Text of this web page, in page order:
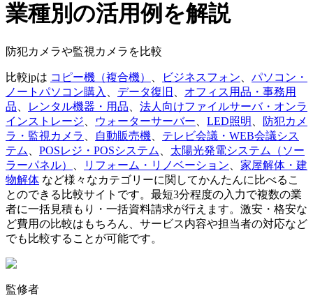
業種別の活用例を解説
防犯カメラや監視カメラを比較
比較jpは コピー機（複合機） ビジネスフォン
パソコン・
ノートパソコン購入
データ復旧
オフィス用品・事務用
品
レンタル機器・用品
法人向けファイルサーバ・オンラ
インストレージ
ウォーターサーバー LED照明
防犯カメ
ラ・監視カメラ
自動販売機
テレビ会議・WEB会議シス
テム
POSレジ・POSシステム
太陽光発電システム（ソー
ラーパネル）
リフォーム・リノベーション
家屋解体・建
物解体 など様々なカテゴリーに関してかんたんに比べるこ
とのできる比較サイトです。最短3分程度の入力で複数の業
者に一括見積もり・一括資料請求が行えます。激安・格安な
ど費用の比較はもちろん、サービス内容や担当者の対応など
でも比較することが可能です。
監修者